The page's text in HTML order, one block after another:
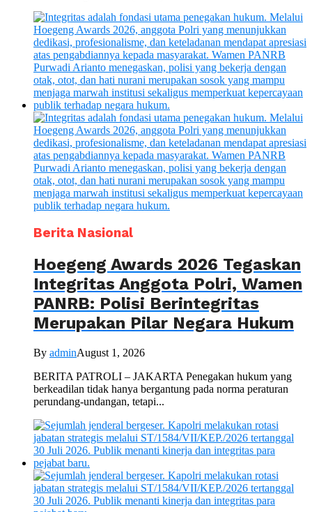
Berita Nasional
Hoegeng Awards 2026 Tegaskan
Integritas Anggota Polri, Wamen
PANRB: Polisi Berintegritas
Merupakan Pilar Negara Hukum
By adminAugust 1, 2026
BERITA PATROLI – JAKARTA Penegakan hukum yang
berkeadilan tidak hanya bergantung pada norma peraturan
perundang-undangan, tetapi...